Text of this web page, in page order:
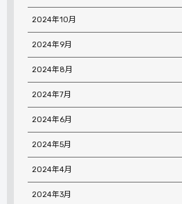
2024年10月
2024年9月
2024年8月
2024年7月
2024年6月
2024年5月
2024年4月
2024年3月